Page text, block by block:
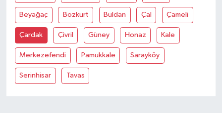
Beyağaç Bozkurt Buldan Çal Çameli
Çardak Çivril Güney Honaz Kale
Merkezefendi Pamukkale Sarayköy
Serinhisar Tavas